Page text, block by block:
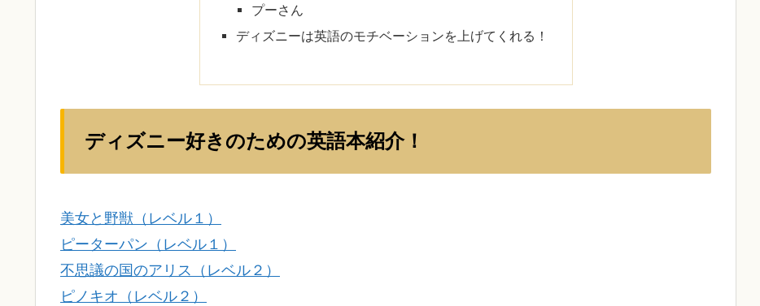
プーさん
ディズニーは英語のモチベーションを上げてくれる！
ディズニー好きのための英語本紹介！
美女と野獣（レベル１）
ピーターパン（レベル１）
不思議の国のアリス（レベル２）
ピノキオ（レベル２）